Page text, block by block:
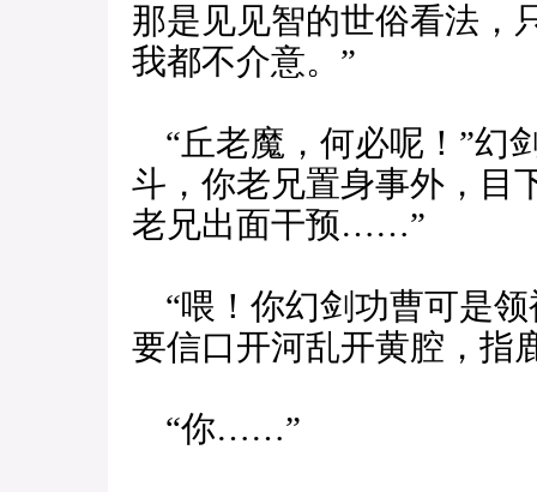
那是见见智的世俗看法，
我都不介意。”
“丘老魔，何必呢！”幻
斗，你老兄置身事外，目
老兄出面干预……”
“喂！你幻剑功曹可是
要信口开河乱开黄腔，指
“你……”